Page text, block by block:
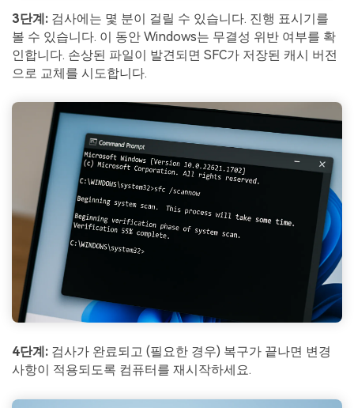
3단계: 검사에는 몇 분이 걸릴 수 있습니다. 진행 표시기를
볼 수 있습니다. 이 동안 Windows는 무결성 위반 여부를 확
인합니다. 손상된 파일이 발견되면 SFC가 저장된 캐시 버전
으로 교체를 시도합니다.
4단계: 검사가 완료되고 (필요한 경우) 복구가 끝나면 변경
사항이 적용되도록 컴퓨터를 재시작하세요.